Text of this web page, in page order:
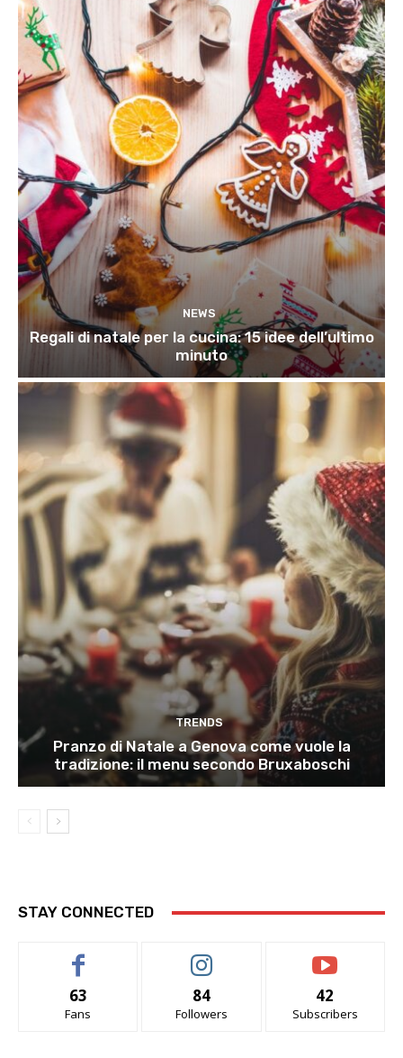
NEWS
Regali di natale per la cucina: 15 idee dell’ultimo
minuto
TRENDS
Pranzo di Natale a Genova come vuole la
tradizione: il menu secondo Bruxaboschi
STAY CONNECTED
63
Fans
84
Followers
42
Subscribers